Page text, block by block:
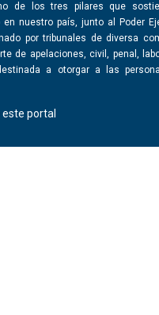
de los tres pilares que
nuestro país, junto al Poder
por tribunales de diversa
de apelaciones, civil, penal,
a otorgar a las
portal